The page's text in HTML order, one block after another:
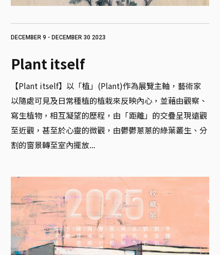
DECEMBER 9 - DECEMBER 30 2023
Plant itself
【Plant itself】以「植」(Plant)作為展覽主軸，藝術家
以隨處可見及日常種植的植栽來反映內心，並藉由觀察、
寫生植物，相互凝望的歷程，由「距離」的交疊呈現遠觀
至近觀，甚至於心靈的微觀，由鬱鬱蔥蔥的綠葉叢生、分
割的窗景轉至室內擺放...